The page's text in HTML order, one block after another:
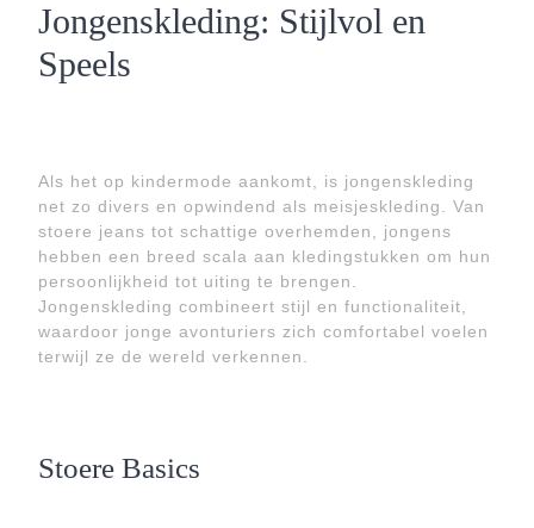
Jongenskleding: Stijlvol en
Speels
Als het op kindermode aankomt, is jongenskleding
net zo divers en opwindend als meisjeskleding. Van
stoere jeans tot schattige overhemden, jongens
hebben een breed scala aan kledingstukken om hun
persoonlijkheid tot uiting te brengen.
Jongenskleding combineert stijl en functionaliteit,
waardoor jonge avonturiers zich comfortabel voelen
terwijl ze de wereld verkennen.
Stoere Basics